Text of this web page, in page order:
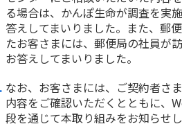
お手続き一覧
きっかけ・できごとから探す
終身保険
養老保険
定期保険
学資保険
ちら
法人のお客さま向け商品一覧
目的から探す
お役立ち情報
かんぽ生命の団体取扱い
かんぽのLifeサポートナビ
かんぽ生命について
かんぽ生命について
よくあるご質問
お問い合わせ
る場合は、かんぽ生命が調査を実
答えしてまいりました。また、郵
たお客さまには、郵便局の社員が
お答えしてまいりました。
なお、お客さまには、ご契約者さ
内容をご確認いただくとともに、
段を通じて本取り組みをお知らせし